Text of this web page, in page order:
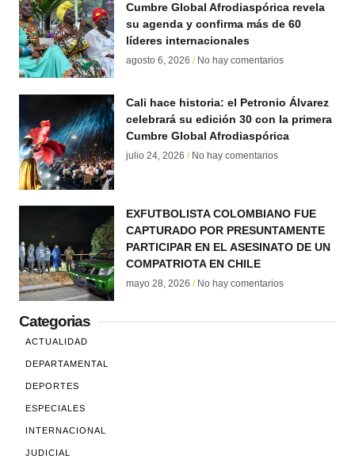
Cumbre Global Afrodiaspórica revela
su agenda y confirma más de 60
líderes internacionales
agosto 6, 2026 No hay comentarios
Cali hace historia: el Petronio Álvarez
celebrará su edición 30 con la primera
Cumbre Global Afrodiaspórica
julio 24, 2026 No hay comentarios
EXFUTBOLISTA COLOMBIANO FUE
CAPTURADO POR PRESUNTAMENTE
PARTICIPAR EN EL ASESINATO DE UN
COMPATRIOTA EN CHILE
mayo 28, 2026 No hay comentarios
Categorias
ACTUALIDAD
DEPARTAMENTAL
DEPORTES
ESPECIALES
INTERNACIONAL
JUDICIAL